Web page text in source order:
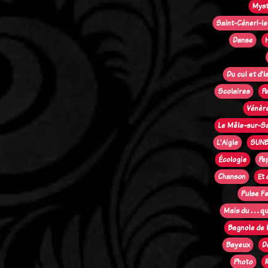
Saint-Céneri-
Danse
Du cul et
Scolaires
Le Mêle-sur-
L'Aigle
Écologie
Chanson
Et
Pulse
Mais du . . .
Bagnole de
Bayeux
Photo